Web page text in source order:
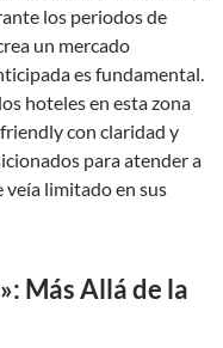
los periodos de
un mercado
es fundamental.
hoteles en esta zona
con claridad y
para atender a
veía limitado en sus
Más Allá de la